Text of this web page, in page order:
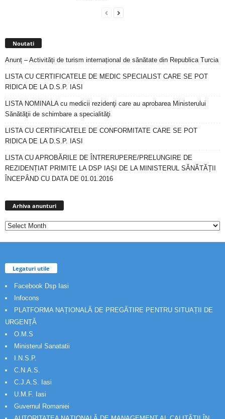
Noutati
Anunț – Activități de turism internațional de sănătate din Republica Turcia
LISTA CU CERTIFICATELE DE MEDIC SPECIALIST CARE SE POT
RIDICA DE LA D.S.P. IASI
LISTA NOMINALA cu medicii rezidenţi care au aprobarea Ministerului
Sănătăţii de schimbare a specialităţi
LISTA CU CERTIFICATELE DE CONFORMITATE CARE SE POT
RIDICA DE LA D.S.P. IASI
LISTA CU APROBĂRILE DE ÎNTRERUPERE/PRELUNGIRE DE
REZIDENȚIAT PRIMITE LA DSP IAȘI DE LA MINISTERUL SĂNĂTĂȚII
ÎNCEPÂND CU DATA DE 01.01.2016
Arhiva anunturi
Legaturi utile
Facebook Dsp Iasi
Infocons
PLATFORMA NAȚIONALĂ DE PREGĂTIRE PENTRU SITUAȚII DE
URGENȚĂ
O.M.S
Ministerul Sanatatii
I.N.S.P.
C.N.A.S.
C.J.A.S. Iasi
U.M.F. Iasi
Guvernul Romaniei